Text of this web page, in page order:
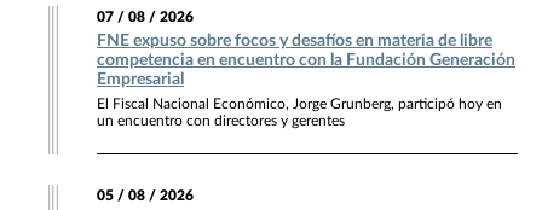
07 / 08 / 2026
FNE expuso sobre focos y desafíos en materia de libre
competencia en encuentro con la Fundación Generación
Empresarial
El Fiscal Nacional Económico, Jorge Grunberg, participó hoy en
un encuentro con directores y gerentes
05 / 08 / 2026